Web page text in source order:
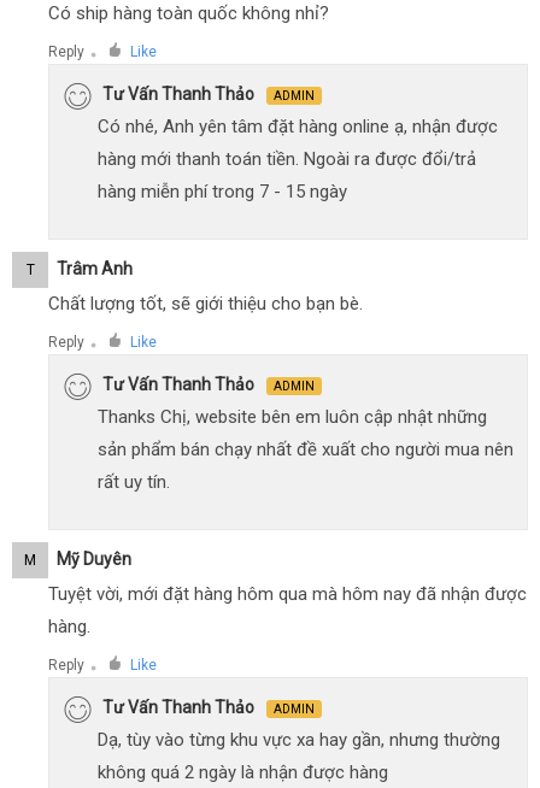
Có ship hàng toàn quốc không nhỉ?
Reply ● Like
Tư Vấn Thanh Thảo ADMIN
Có nhé, Anh yên tâm đặt hàng online ạ, nhận được
hàng mới thanh toán tiền. Ngoài ra được đổi/trả
hàng miễn phí trong 7 - 15 ngày
T Trâm Anh
Chất lượng tốt, sẽ giới thiệu cho bạn bè.
Reply ● Like
Tư Vấn Thanh Thảo ADMIN
Thanks Chị, website bên em luôn cập nhật những
sản phẩm bán chạy nhất đề xuất cho người mua nên
rất uy tín.
M Mỹ Duyên
Tuyệt vời, mới đặt hàng hôm qua mà hôm nay đã nhận được
hàng.
Reply ● Like
Tư Vấn Thanh Thảo ADMIN
Dạ, tùy vào từng khu vực xa hay gần, nhưng thường
không quá 2 ngày là nhận được hàng